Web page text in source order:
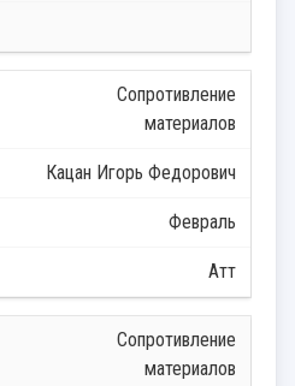
Сопротивление
материалов
Кацан Игорь Федорович
Февраль
Атт
Сопротивление
материалов